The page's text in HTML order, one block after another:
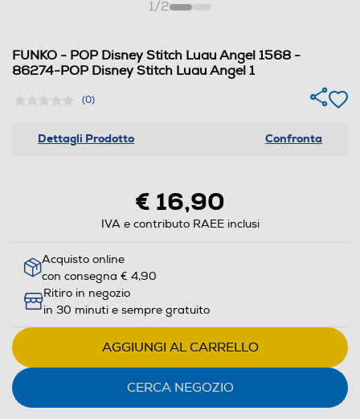
1/2
FUNKO - POP Disney Stitch Luau Angel 1568 -
86274-POP Disney Stitch Luau Angel 1
(0)
Dettagli Prodotto Confronta
€ 16,90
IVA e contributo RAEE inclusi
Acquisto online
con consegna € 4,90
Ritiro in negozio
in 30 minuti e sempre gratuito
AGGIUNGI AL CARRELLO
CERCA NEGOZIO